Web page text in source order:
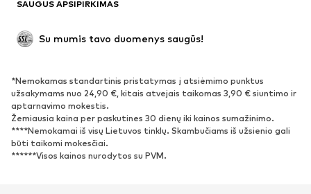
Proginiai
Išskirtiniai
BATAI
Naujienos
Sportbačiai
Aulinukai
Batai su kulniukais
Auliniai batai
SAUGUS APSIPIRKIMAS
Su mumis tavo duomenys saugūs!
*Nemokamas standartinis pristatymas į atsiėmimo punktus
užsakymams nuo 24,90 €, kitais atvejais taikomas 3,90 € siuntimo ir
aptarnavimo mokestis.
Žemiausia kaina per paskutines 30 dienų iki kainos sumažinimo.
****Nemokamai iš visų Lietuvos tinklų. Skambučiams iš užsienio gali
būti taikomi mokesčiai.
******Visos kainos nurodytos su PVM.